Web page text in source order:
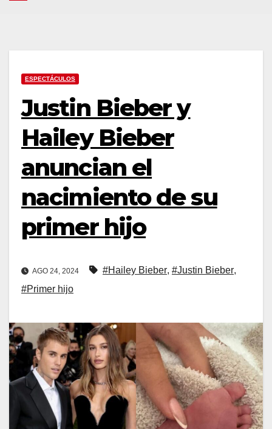
ESPECTÁCULOS
Justin Bieber y
Hailey Bieber
anuncian el
nacimiento de su
primer hijo
AGO 24, 2024 #Hailey Bieber, #Justin Bieber,
#Primer hijo